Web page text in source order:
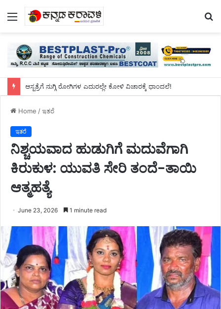
Menu
ಆಸ್ಪತ್ರೆಗೆ ನುಗ್ಗಿ ರೋಗಿಗಳ ಎದುರಲ್ಲೇ ಕೋಳಿ ವಿಚಾರಕ್ಕೆ ಧಾಂದಲೆ!
Home /ಇತರೆ
ಇತರೆ
ನಿಶ್ಚಯವಾದ ಹುಡುಗಿಗೆ ಮದುವೆಗಾಗಿ
ಕಿರುಕುಳ: ಯುವತಿ ಸೇರಿ ತಂದೆ-ತಾಯಿ
ಆತ್ಮಹತ್ಯೆ
June 23, 2026 1 minute read